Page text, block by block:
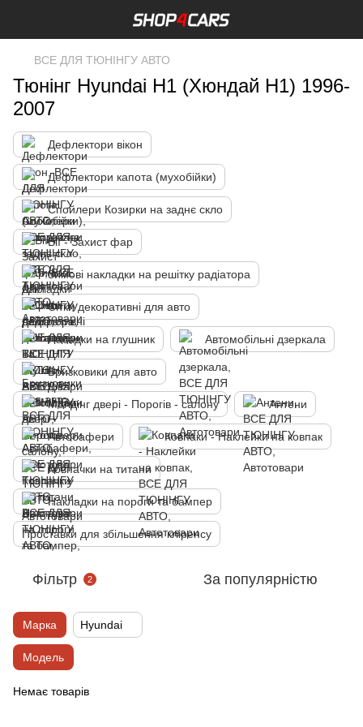
ВСЕ ДЛЯ ТЮНІНГУ АВТО
Тюнінг Hyundai H1 (Хюндай H1) 1996-
2007
Дефлектори вікон
Дефлектори капота (мухобійки)
Спойлери Козирки на заднє скло
Вії - Захист фар
Зимові накладки на решітку радіатора
Сітки декоративні для авто
Насадки на глушник Автомобільні дзеркала
Бризковики для авто
Молдінг двері - Порогів - салону Антени
Автобафери Ковпаки - Наклейки на ковпак
Ковпачки на титани
Накладки на пороги та бампер
Проставки для збільшення кліренсу
Фільтр 2 За популярністю
Марка Hyundai
Модель
Немає товарів